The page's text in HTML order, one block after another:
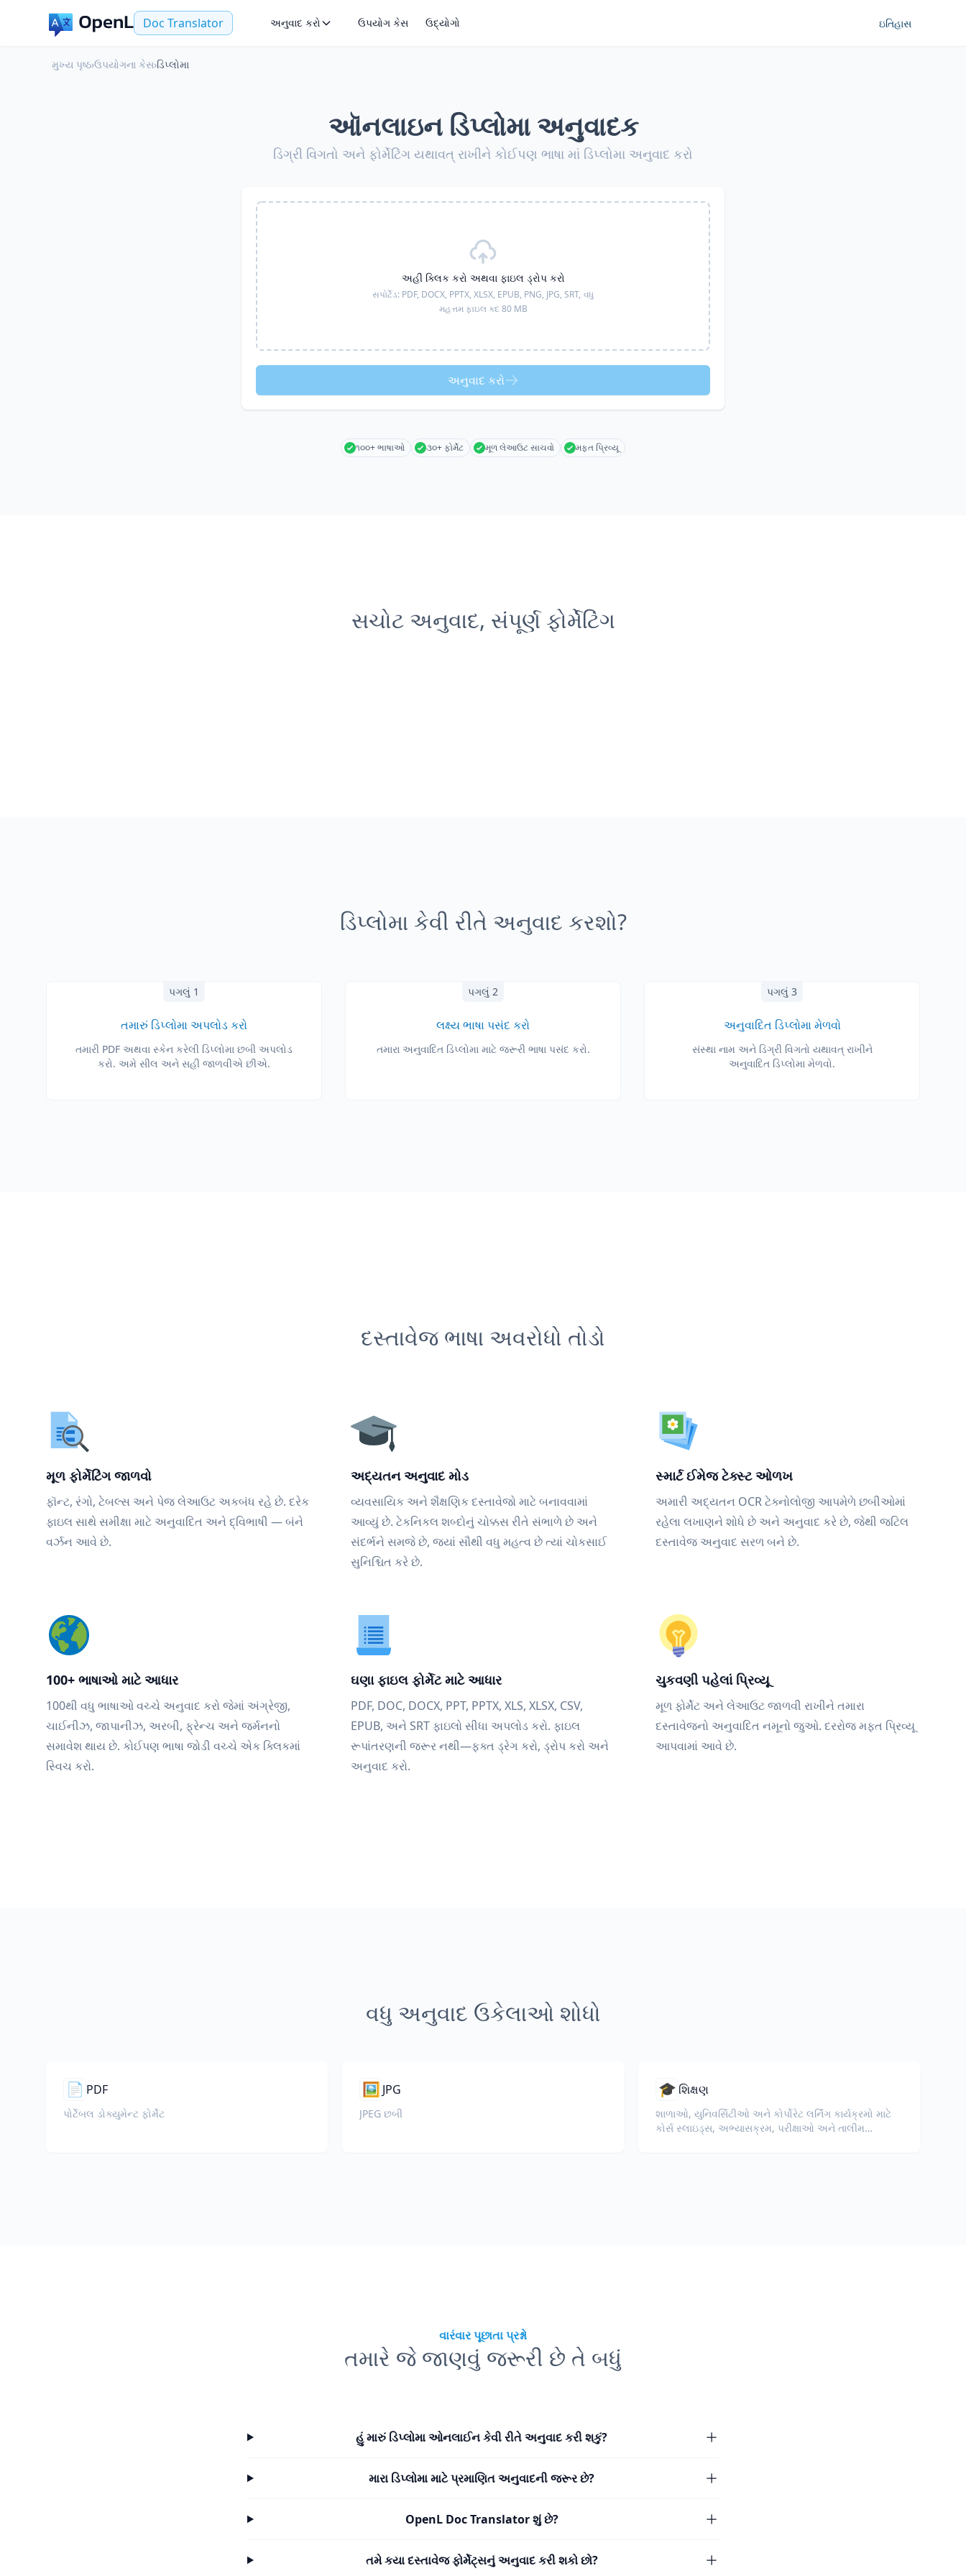
Doc Translator અનુવાદ કરો ઉપયોગ કેસ ઉદ્યોગો ઇતિહાસ
મુખ્ય પૃષ્ઠ›ઉપયોગના કેસ›ડિપ્લોમા
ઑનલાઇન ડિપ્લોમા અનુવાદક
ડિગ્રી વિગતો અને ફોર્મેટિંગ યથાવત્ રાખીને કોઈપણ ભાષા માં ડિપ્લોમા અનુવાદ કરો
અહીં ક્લિક કરો અથવા ફાઇલ ડ્રોપ કરો
સપોર્ટેડ: PDF, DOCX, PPTX, XLSX, EPUB, PNG, JPG, SRT, વધુ
મહત્તમ ફાઇલ કદ 80 MB
અનુવાદ કરો
૧૦૦+ ભાષાઓ ૩૦+ ફોર્મેટ મૂળ લેઆઉટ સાચવો મફત પ્રિવ્યૂ
સચોટ અનુવાદ, સંપૂર્ણ ફોર્મેટિંગ
ડિપ્લોમા કેવી રીતે અનુવાદ કરશો?
પગલું 1
તમારું ડિપ્લોમા અપલોડ કરો
તમારી PDF અથવા સ્કેન કરેલી ડિપ્લોમા છબી અપલોડ
કરો. અમે સીલ અને સહી જાળવીએ છીએ.
પગલું 2
લક્ષ્ય ભાષા પસંદ કરો
તમારા અનુવાદિત ડિપ્લોમા માટે જરૂરી ભાષા પસંદ કરો.
પગલું 3
અનુવાદિત ડિપ્લોમા મેળવો
સંસ્થા નામ અને ડિગ્રી વિગતો યથાવત્ રાખીને
અનુવાદિત ડિપ્લોમા મેળવો.
દસ્તાવેજ ભાષા અવરોધો તોડો
મૂળ ફોર્મેટિંગ જાળવો
ફૉન્ટ, રંગો, ટેબલ્સ અને પેજ લેઆઉટ અકબંધ રહે છે. દરેક
ફાઇલ સાથે સમીક્ષા માટે અનુવાદિત અને દ્વિભાષી — બંને
વર્ઝન આવે છે.
અદ્યતન અનુવાદ મોડ
વ્યવસાયિક અને શૈક્ષણિક દસ્તાવેજો માટે બનાવવામાં
આવ્યું છે. ટેકનિકલ શબ્દોનું ચોક્કસ રીતે સંભાળે છે અને
સંદર્ભને સમજે છે, જ્યાં સૌથી વધુ મહત્વ છે ત્યાં ચોકસાઈ
સુનિશ્ચિત કરે છે.
સ્માર્ટ ઈમેજ ટેક્સ્ટ ઓળખ
અમારી અદ્યતન OCR ટેક્નોલોજી આપમેળે છબીઓમાં
રહેલા લખાણને શોધે છે અને અનુવાદ કરે છે, જેથી જટિલ
દસ્તાવેજ અનુવાદ સરળ બને છે.
100+ ભાષાઓ માટે આધાર
100થી વધુ ભાષાઓ વચ્ચે અનુવાદ કરો જેમાં અંગ્રેજી,
ચાઈનીઝ, જાપાનીઝ, અરબી, ફ્રેન્ચ અને જર્મનનો
સમાવેશ થાય છે. કોઈપણ ભાષા જોડી વચ્ચે એક ક્લિકમાં
સ્વિચ કરો.
ઘણા ફાઇલ ફોર્મેટ માટે આધાર
PDF, DOC, DOCX, PPT, PPTX, XLS, XLSX, CSV,
EPUB, અને SRT ફાઇલો સીધા અપલોડ કરો. ફાઇલ
રૂપાંતરણની જરૂર નથી—ફક્ત ડ્રેગ કરો, ડ્રોપ કરો અને
અનુવાદ કરો.
ચુકવણી પહેલાં પ્રિવ્યૂ
મૂળ ફોર્મેટ અને લેઆઉટ જાળવી રાખીને તમારા
દસ્તાવેજનો અનુવાદિત નમૂનો જુઓ. દરરોજ મફત પ્રિવ્યૂ
આપવામાં આવે છે.
વધુ અનુવાદ ઉકેલાઓ શોધો
📄 PDF
પોર્ટેબલ ડોક્યુમેન્ટ ફોર્મેટ
🖼️ JPG
JPEG છબી
🎓 શિક્ષણ
શાળાઓ, યુનિવર્સિટીઓ અને કોર્પોરેટ લર્નિંગ કાર્યક્રમો માટે
કોર્સ સ્લાઇડ્સ, અભ્યાસક્રમ, પરીક્ષાઓ અને તાલીમ
વારંવાર પૂછાતા પ્રશ્નો
તમારે જે જાણવું જરૂરી છે તે બધું
હું મારું ડિપ્લોમા ઓનલાઈન કેવી રીતે અનુવાદ કરી શકું?
મારા ડિપ્લોમા માટે પ્રમાણિત અનુવાદની જરૂર છે?
OpenL Doc Translator શું છે?
તમે કયા દસ્તાવેજ ફોર્મેટ્સનું અનુવાદ કરી શકો છો?